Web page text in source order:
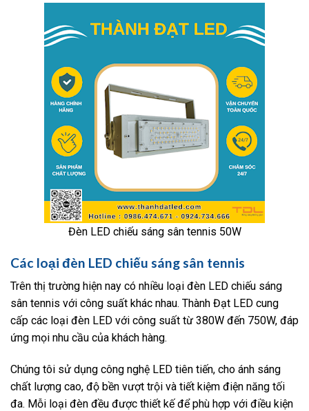
Đèn LED chiếu sáng sân tennis 50W
Các loại đèn LED chiếu sáng sân tennis
Trên thị trường hiện nay có nhiều loại đèn LED chiếu sáng
sân tennis với công suất khác nhau. Thành Đạt LED cung
cấp các loại đèn LED với công suất từ 380W đến 750W, đáp
ứng mọi nhu cầu của khách hàng.
Chúng tôi sử dụng công nghệ LED tiên tiến, cho ánh sáng
chất lượng cao, độ bền vượt trội và tiết kiệm điện năng tối
đa. Mỗi loại đèn đều được thiết kế để phù hợp với điều kiện